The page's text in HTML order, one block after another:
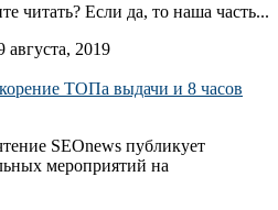
читать? Если да, то наша часть...
2019
ТОПа выдачи и 8 часов
SEOnews публикует
мероприятий на